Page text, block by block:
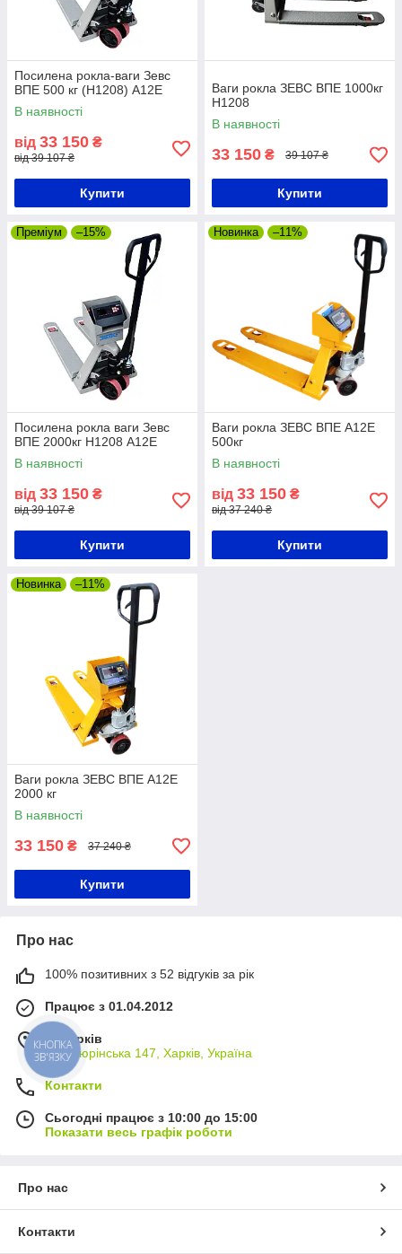
Посилена рокла-ваги Зевс
ВПЕ 500 кг (Н1208) А12Е
В наявності
від 33 150 ₴
від 39 107 ₴
Купити
Ваги рокла ЗЕВС ВПЕ 1000кг
Н1208
В наявності
33 150 ₴ 39 107 ₴
Купити
Преміум –15%
Посилена рокла ваги Зевс
ВПЕ 2000кг Н1208 А12Е
В наявності
від 33 150 ₴
від 39 107 ₴
Купити
Новинка –11%
Ваги рокла ЗЕВС ВПЕ А12Е
500кг
В наявності
від 33 150 ₴
від 37 240 ₴
Купити
Новинка –11%
Ваги рокла ЗЕВС ВПЕ А12Е
2000 кг
В наявності
33 150 ₴ 37 240 ₴
Купити
Про нас
100% позитивних з 52 відгуків за рік
Працює з 01.04.2012
м. Харків
вул. Тюрінська 147, Харків, Україна
Контакти
Сьогодні працює з 10:00 до 15:00
Показати весь графік роботи
Про нас
Контакти
КНОПКА
ЗВ'ЯЗКУ